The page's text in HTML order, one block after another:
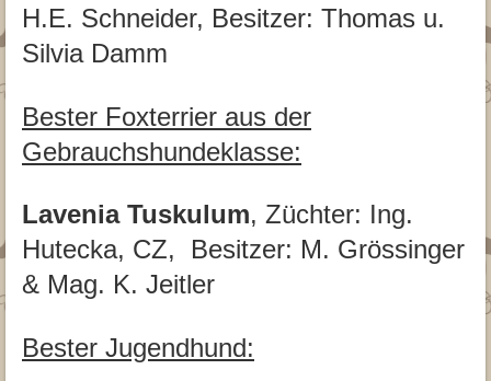
H.E. Schneider, Besitzer: Thomas u.
Silvia Damm
Bester Foxterrier aus der
Gebrauchshundeklasse:
Lavenia Tuskulum, Züchter: Ing.
Hutecka, CZ, Besitzer: M. Grössinger
& Mag. K. Jeitler
Bester Jugendhund: